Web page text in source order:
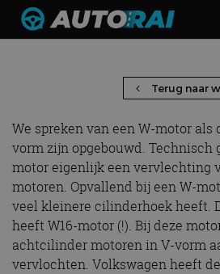
Automerken
Adverteren
Contact
MotorRAI.nl
W-
Terug naar
We spreken van een W-motor
vorm zijn opgebouwd. Technisch
motor eigenlijk een vervlechting
motoren. Opvallend bij een W-
veel kleinere cilinderhoek heeft.
heeft W16-motor (!). Bij deze
achtcilinder motoren in V-vorm
vervlochten. Volkswagen heeft